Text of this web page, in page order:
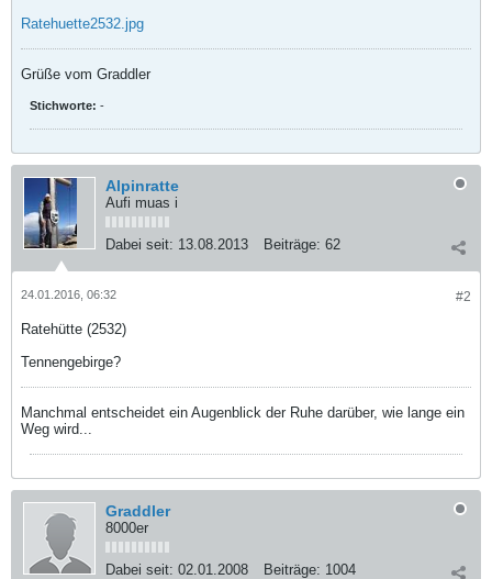
Ratehuette2532.jpg
Grüße vom Graddler
Stichworte: -
Alpinratte
Aufi muas i
Dabei seit: 13.08.2013 Beiträge: 62
#2
24.01.2016, 06:32
Ratehütte (2532)
Tennengebirge?
Manchmal entscheidet ein Augenblick der Ruhe darüber, wie lange ein
Weg wird...
Graddler
8000er
Dabei seit: 02.01.2008 Beiträge: 1004